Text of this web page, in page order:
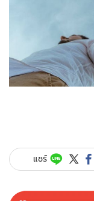
แชร์